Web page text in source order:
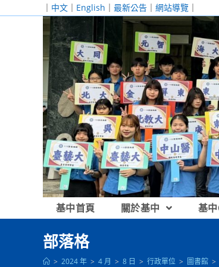
｜ 中文 ｜ English ｜ 最新公告 ｜ 網站導覽 ｜
基中首頁 關於基中 基
部落格
> 2024 年 > 4 月 > 8 日 > 行政單位 > 圖書館 >